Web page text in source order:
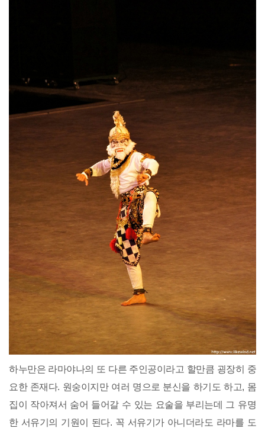
하누만은 라마야나의 또 다른 주인공이라고 할만큼 굉장히 중
요한 존재다. 원숭이지만 여러 명으로 분신을 하기도 하고, 몸
집이 작아져서 숨어 들어갈 수 있는 요술을 부리는데 그 유명
한 서유기의 기원이 된다. 꼭 서유기가 아니더라도 라마를 도